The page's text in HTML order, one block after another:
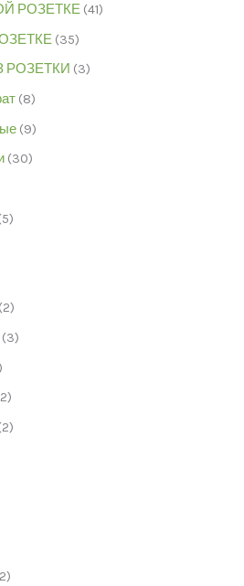
РОЗЕТКЕ 41
35
РОЗЕТКИ 3
8
9
30
5
2
3
2
2